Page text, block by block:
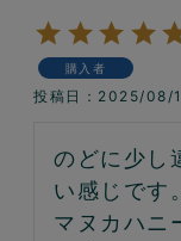
購入者
投稿日 2025/08/
のどに少し
い感じです。
マヌカハニ